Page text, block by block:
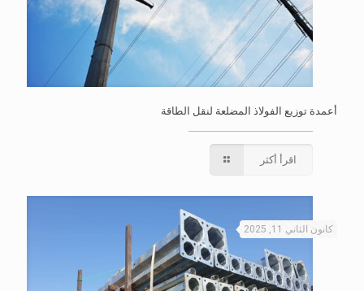
أعمدة توزيع الفولاذ المضلعة لنقل الطاقة
اقرأ أكثر
كانون الثاني 11, 2025